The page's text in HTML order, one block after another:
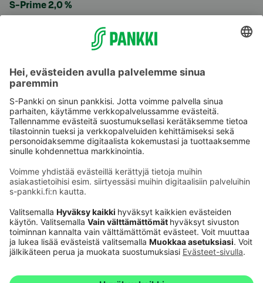
S-Prime 2,0 %
Käyttöehdot
Saavutettavuusseloste
Evästeet
Verkkopalvelujen käytön edellytykset